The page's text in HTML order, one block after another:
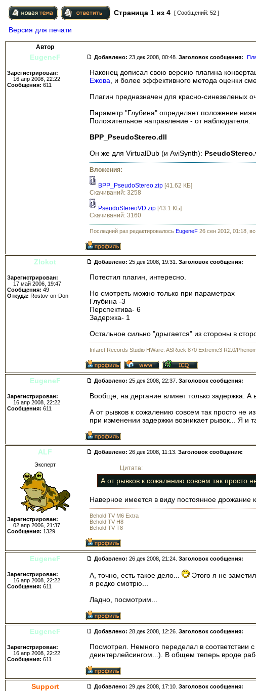
Страница 1 из 4 [ Сообщений: 52 ]
Версия для печати
Автор
EugeneF Добавлено: 23 дек 2008, 00:48. Заголовок сообщения:
Зарегистрирован:
16 апр 2008, 22:22
Сообщения: 611
Наконец дописал свою версию плагина
Ежова , и более эффективного метода оценки
Плагин предназначен для красно-синезеленых
Параметр "Глубина" определяет положение
Положительное направление - от наблюдателя.
BPP_PseudoStereo.dll
Он же для VirtualDub (и AviSynth):
Вложения:
BPP_PseudoStereo.zip [41.62 КБ]
Скачиваний: 3258
PseudoStereoVD.zip [43.1 КБ]
Скачиваний: 3160
Последний раз редактировалось EugeneF 26 сен 2012, 01:18,
Zlokot Добавлено: 25 дек 2008, 19:31. Заголовок сообщения:
Зарегистрирован:
17 май 2006, 19:47
Сообщения: 49
Откуда: Rostov-on-Don
Потестил плагин, интересно.
Но смотреть можно только при параметрах
Глубина -3
Перспектива- 6
Задержка- 1
Остальное сильно "дрыгается" из стороны в
Infarct Records Studio HWare: ASRock 870 Extreme3 R2.0/
EugeneF Добавлено: 25 дек 2008, 22:37. Заголовок сообщения:
Зарегистрирован:
16 апр 2008, 22:22
Сообщения: 611
Вообще, на дергание влияет только задержка. А
А от рывков к сожалению совсем так просто не
при изменении задержки возникает рывок... Я и
ALF Добавлено: 26 дек 2008, 11:13. Заголовок сообщения:
Эксперт
Зарегистрирован:
02 апр 2006, 21:37
Сообщения: 1329
Цитата:
А от рывков к сожалению совсем так просто не
Наверное имеется в виду постоянное дрожание
Behold TV M6 Extra
Behold TV H8
Behold TV T8
EugeneF Добавлено: 26 дек 2008, 21:24. Заголовок сообщения:
Зарегистрирован:
16 апр 2008, 22:22
Сообщения: 611
А, точно, есть такое дело...
Этого я не
я редко смотрю...
Ладно, посмотрим...
EugeneF Добавлено: 28 дек 2008, 12:26. Заголовок сообщения:
Зарегистрирован:
16 апр 2008, 22:22
Сообщения: 611
Посмотрел. Немного переделал в соответствии
деинтерлейсингом...). В общем теперь вроде
Support Добавлено: 29 дек 2008, 17:10. Заголовок сообщения: